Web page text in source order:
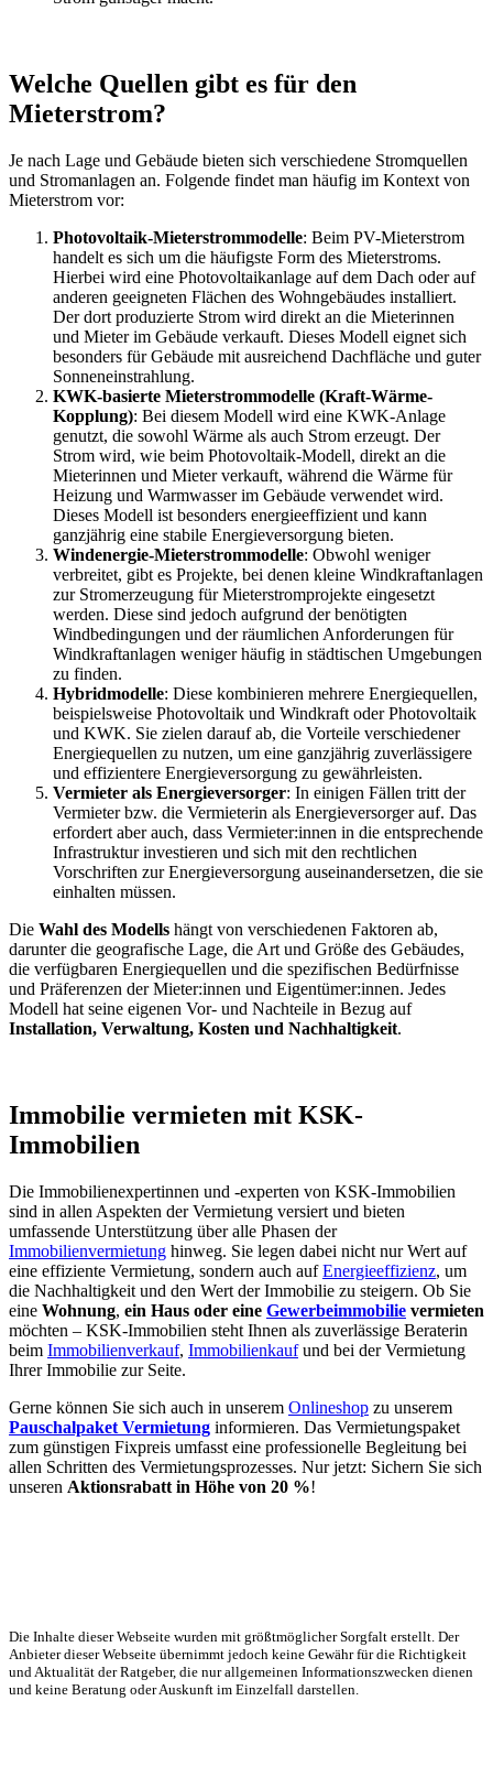
Welche Quellen gibt es für den
Mieterstrom?
Je nach Lage und Gebäude bieten sich verschiedene Stromquellen
und Stromanlagen an. Folgende findet man häufig im Kontext von
Mieterstrom vor:
Photovoltaik-Mieterstrommodelle: Beim PV-Mieterstrom
handelt es sich um die häufigste Form des Mieterstroms.
Hierbei wird eine Photovoltaikanlage auf dem Dach oder auf
anderen geeigneten Flächen des Wohngebäudes installiert.
Der dort produzierte Strom wird direkt an die Mieterinnen
und Mieter im Gebäude verkauft. Dieses Modell eignet sich
besonders für Gebäude mit ausreichend Dachfläche und guter
Sonneneinstrahlung.
KWK-basierte Mieterstrommodelle (Kraft-Wärme-
Kopplung): Bei diesem Modell wird eine KWK-Anlage
genutzt, die sowohl Wärme als auch Strom erzeugt. Der
Strom wird, wie beim Photovoltaik-Modell, direkt an die
Mieterinnen und Mieter verkauft, während die Wärme für
Heizung und Warmwasser im Gebäude verwendet wird.
Dieses Modell ist besonders energieeffizient und kann
ganzjährig eine stabile Energieversorgung bieten.
Windenergie-Mieterstrommodelle: Obwohl weniger
verbreitet, gibt es Projekte, bei denen kleine Windkraftanlagen
zur Stromerzeugung für Mieterstromprojekte eingesetzt
werden. Diese sind jedoch aufgrund der benötigten
Windbedingungen und der räumlichen Anforderungen für
Windkraftanlagen weniger häufig in städtischen Umgebungen
zu finden.
Hybridmodelle: Diese kombinieren mehrere Energiequellen,
beispielsweise Photovoltaik und Windkraft oder Photovoltaik
und KWK. Sie zielen darauf ab, die Vorteile verschiedener
Energiequellen zu nutzen, um eine ganzjährig zuverlässigere
und effizientere Energieversorgung zu gewährleisten.
Vermieter als Energieversorger: In einigen Fällen tritt der
Vermieter bzw. die Vermieterin als Energieversorger auf. Das
erfordert aber auch, dass Vermieter:innen in die entsprechende
Infrastruktur investieren und sich mit den rechtlichen
Vorschriften zur Energieversorgung auseinandersetzen, die sie
einhalten müssen.
Die Wahl des Modells hängt von verschiedenen Faktoren ab,
darunter die geografische Lage, die Art und Größe des Gebäudes,
die verfügbaren Energiequellen und die spezifischen Bedürfnisse
und Präferenzen der Mieter:innen und Eigentümer:innen. Jedes
Modell hat seine eigenen Vor- und Nachteile in Bezug auf
Installation, Verwaltung, Kosten und Nachhaltigkeit.
Immobilie vermieten mit KSK-
Immobilien
Die Immobilienexpertinnen und -experten von KSK-Immobilien
sind in allen Aspekten der Vermietung versiert und bieten
umfassende Unterstützung über alle Phasen der
Immobilienvermietung hinweg. Sie legen dabei nicht nur Wert auf
eine effiziente Vermietung, sondern auch aufEnergieeffizienz, um
die Nachhaltigkeit und den Wert der Immobilie zu steigern. Ob Sie
eine Wohnung, ein Haus oder eine Gewerbeimmobilie vermieten
möchten – KSK-Immobilien steht Ihnen als zuverlässige Beraterin
beim Immobilienverkauf, Immobilienkaufund bei der Vermietung
Ihrer Immobilie zur Seite.
Gerne können Sie sich auch in unserem Onlineshop zu unserem
Pauschalpaket Vermietung informieren. Das Vermietungspaket
zum günstigen Fixpreis umfasst eine professionelle Begleitung bei
allen Schritten des Vermietungsprozesses. Nur jetzt: Sichern Sie sich
unseren Aktionsrabatt in Höhe von 20 %!
Die Inhalte dieser Webseite wurden mit größtmöglicher Sorgfalt erstellt. Der
Anbieter dieser Webseite übernimmt jedoch keine Gewähr für die Richtigkeit
und Aktualität der Ratgeber, die nur allgemeinen Informationszwecken dienen
und keine Beratung oder Auskunft im Einzelfall darstellen.